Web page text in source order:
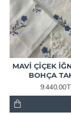
MAVİ ÇİÇEK
BOHÇA